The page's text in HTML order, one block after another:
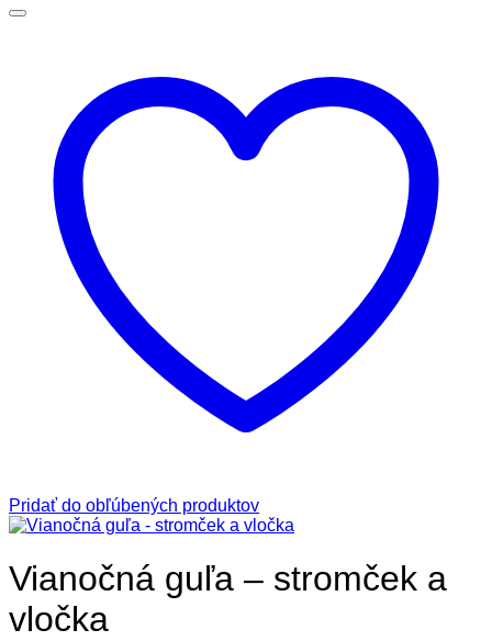
Pridať do obľúbených produktov
Vianočná guľa – stromček a
vločka